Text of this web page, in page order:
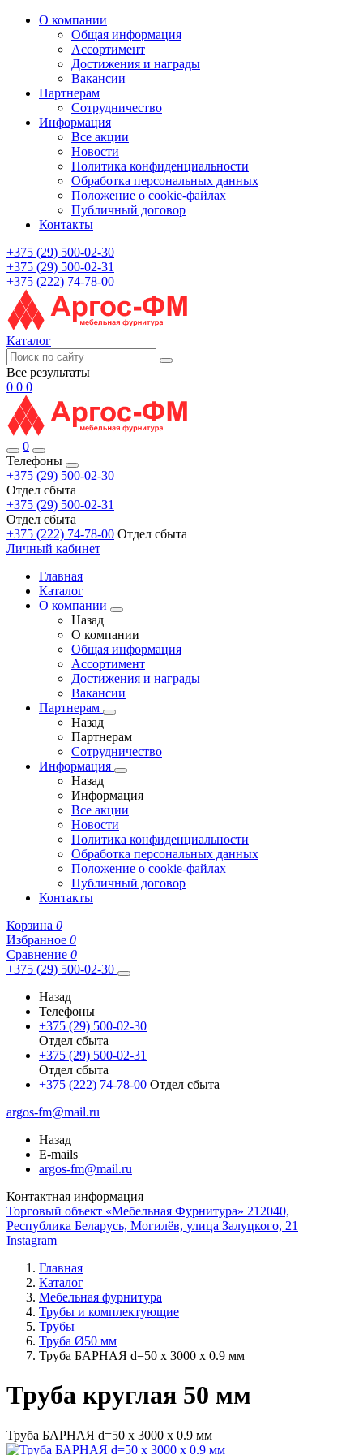
О компании
Общая информация
Ассортимент
Достижения и награды
Вакансии
Партнерам
Сотрудничество
Информация
Все акции
Новости
Политика конфиденциальности
Обработка персональных данных
Положение о cookie-файлах
Публичный договор
Контакты
+375 (29) 500-02-30
+375 (29) 500-02-31
+375 (222) 74-78-00
Каталог
Все результаты
0 0 0
0
Телефоны
+375 (29) 500-02-30
Отдел сбыта
+375 (29) 500-02-31
Отдел сбыта
+375 (222) 74-78-00 Отдел сбыта
Личный кабинет
Главная
Каталог
О компании
Назад
О компании
Общая информация
Ассортимент
Достижения и награды
Вакансии
Партнерам
Назад
Партнерам
Сотрудничество
Информация
Назад
Информация
Все акции
Новости
Политика конфиденциальности
Обработка персональных данных
Положение о cookie-файлах
Публичный договор
Контакты
Корзина 0
Избранное 0
Сравнение 0
+375 (29) 500-02-30
Назад
Телефоны
+375 (29) 500-02-30
Отдел сбыта
+375 (29) 500-02-31
Отдел сбыта
+375 (222) 74-78-00 Отдел сбыта
argos-fm@mail.ru
Назад
E-mails
argos-fm@mail.ru
Контактная информация
Торговый объект «Мебельная Фурнитура» 212040,
Республика Беларусь, Могилёв, улица Залуцкого, 21
Instagram
Главная
Каталог
Мебельная фурнитура
Трубы и комплектующие
Трубы
Труба Ø50 мм
Труба БАРНАЯ d=50 х 3000 х 0.9 мм
Труба круглая 50 мм
Труба БАРНАЯ d=50 х 3000 х 0.9 мм